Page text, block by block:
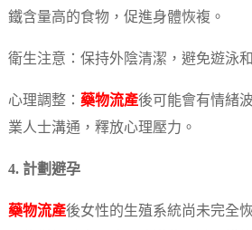
鐵含量高的食物，促進身體恢複。
衛生注意：保持外陰清潔，避免遊泳
心理調整： 藥物流產後可能會有情緒
業人士溝通，釋放心理壓力。
4. 計劃避孕
藥物流產後女性的生殖系統尚未完全